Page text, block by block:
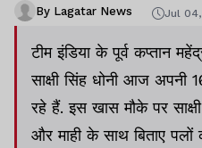
By Lagatar News Jul 04,
टीम इंडिया के पूर्व कप्तान
साक्षी सिंह धोनी आज अपनी
रहे हैं. इस खास मौके पर
और माही के साथ बिताए